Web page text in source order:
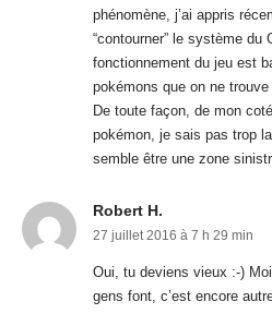
Robert H.
27 juillet 2016 à 7 h 29 min
Oui, tu deviens vieux :-)
gens font, c’est encore
(malheureusement) pas
Londres et il faut tout de
Cecidit, même dans ma
C’est quasi une manière
ans…). Il ne faut pas
Pokémons (jeux anciens